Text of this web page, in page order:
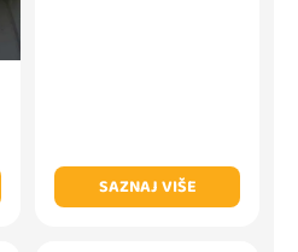
SAZNAJ VIŠE